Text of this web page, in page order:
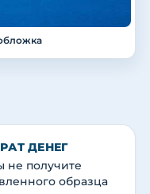
ДЕНЕГ
не получите
образца